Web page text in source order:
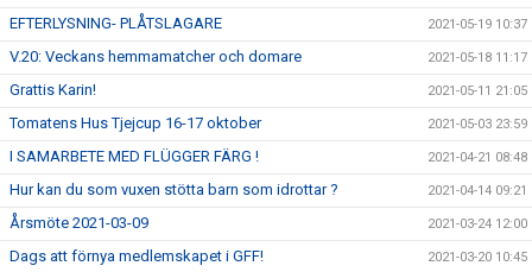
EFTERLYSNING- PLÅTSLAGARE 2021-05-19 10:37
V.20: Veckans hemmamatcher och domare 2021-05-18 11:17
Grattis Karin! 2021-05-11 21:05
Tomatens Hus Tjejcup 16-17 oktober 2021-05-03 23:59
I SAMARBETE MED FLÜGGER FÄRG ! 2021-04-21 08:48
Hur kan du som vuxen stötta barn som idrottar ? 2021-04-14 09:21
Årsmöte 2021-03-09 2021-03-24 12:00
Dags att förnya medlemskapet i GFF! 2021-03-20 10:45